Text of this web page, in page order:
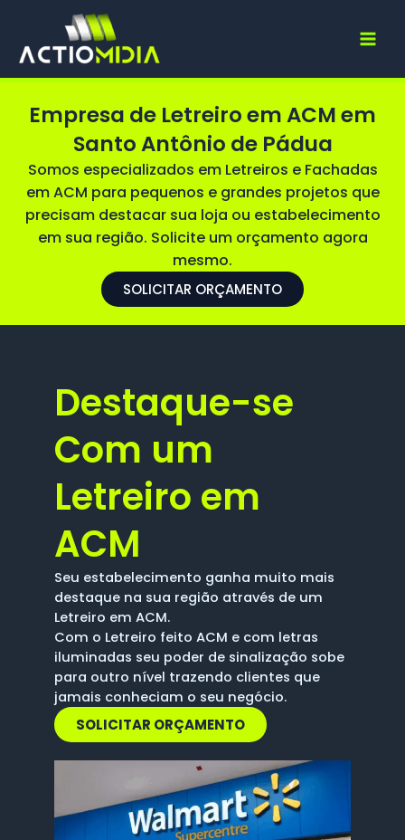
Empresa de Letreiro em ACM em
Santo Antônio de Pádua
Somos especializados em Letreiros e Fachadas
em ACM para pequenos e grandes projetos que
precisam destacar sua loja ou estabelecimento
em sua região. Solicite um orçamento agora
mesmo.
SOLICITAR ORÇAMENTO
Destaque-se
Com um
Letreiro em
ACM
Seu estabelecimento ganha muito mais
destaque na sua região através de um
Letreiro em ACM.
Com o Letreiro feito ACM e com letras
iluminadas seu poder de sinalização sobe
para outro nível trazendo clientes que
jamais conheciam o seu negócio.
SOLICITAR ORÇAMENTO